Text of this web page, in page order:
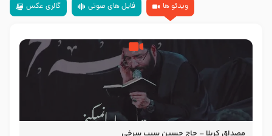
ویدئو ها
فایل های صوتی گالری عکس
مصداق کربلا – حاج حسین سیب سرخی